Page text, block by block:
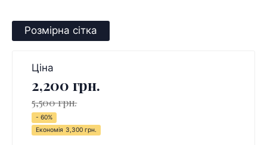
Розмірна сітка
Ціна
2,200 грн.
5,500 грн.
- 60%
Економія 3,300 грн.